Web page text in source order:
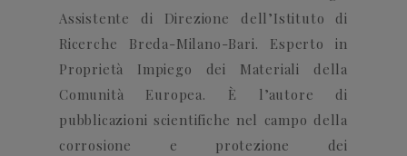
Assistente di Direzione dell’Istituto di
Ricerche Breda-Milano-Bari. Esperto in
Proprietà Impiego dei Materiali della
Comunità Europea. È l’autore di
pubblicazioni scientifiche nel campo della
corrosione e protezione dei